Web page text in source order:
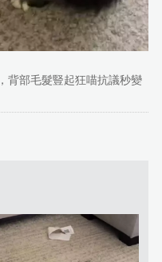
背部毛髮豎起狂喵抗議秒變